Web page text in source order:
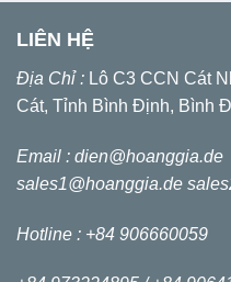
LIÊN HỆ
Địa Chỉ : Lô C3 CCN Cát
Cát, Tỉnh Bình Định, Bình
Email : dien@hoanggia.de
sales1@hoanggia.de
Hotline : +84 906660059